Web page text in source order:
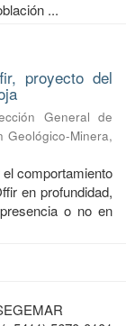
...
proyecto del
General de
Geológico-Minera,
comportamiento
en profundidad,
o no en